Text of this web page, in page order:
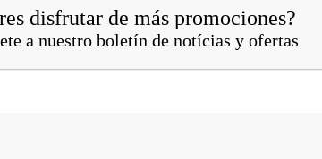
disfrutar de más promociones?
a nuestro boletín de notícias y ofertas